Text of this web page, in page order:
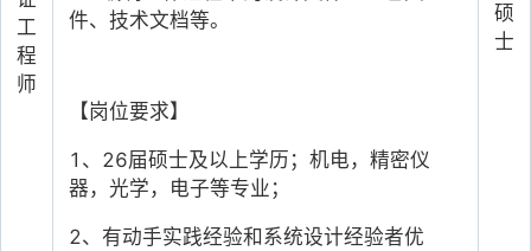
工
程
师
件、技术文档等。
【岗位要求】
1 、26届硕士及以上学历；机电，精密仪
器，光学，电子等专业；
2、有动手实践经验和系统设计经验者优
硕
士